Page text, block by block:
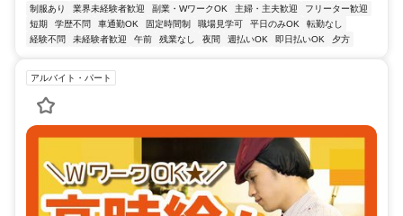
制服あり 業界未経験者歓迎 副業・WワークOK 主婦・主夫歓迎
フリーター歓迎
短期
学歴不問 車通勤OK 固定時間制 職場見学可 平日のみOK
転勤なし
経験不問
未経験者歓迎 午前 残業なし 夜間 週払いOK 即日払いOK 夕方
アルバイト・パート